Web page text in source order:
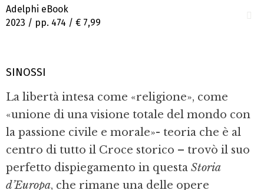
Adelphi eBook
2023 / pp. 474 / € 7,99
SINOSSI
La libertà intesa come «religione», come
«unione di una visione totale del mondo con
la passione civile e morale»- teoria che è al
centro di tutto il Croce storico – trovò il suo
perfetto dispiegamento in questa Storia
d’Europa, che rimane una delle opere